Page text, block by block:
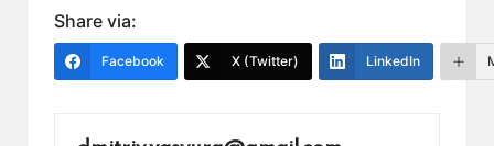
Share via:
Facebook X (Twitter) LinkedIn